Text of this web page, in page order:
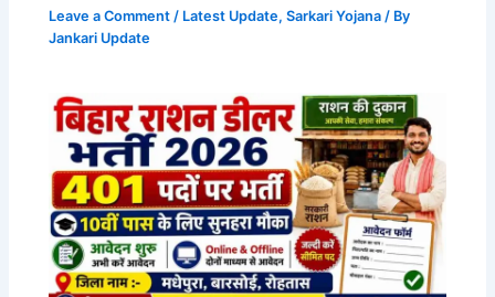
Leave a Comment / Latest Update,Sarkari Yojana / By
Jankari Update